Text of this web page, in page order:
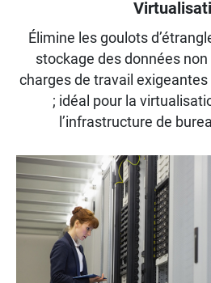
Élimine les goulots
stockage des données
charges de travail
; idéal pour la
l’infrastructure de